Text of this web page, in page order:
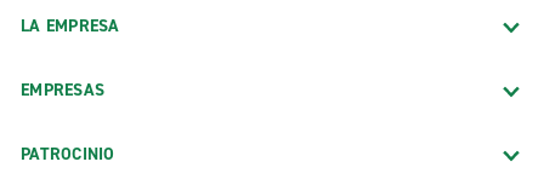
LA EMPRESA
EMPRESAS
PATROCINIO